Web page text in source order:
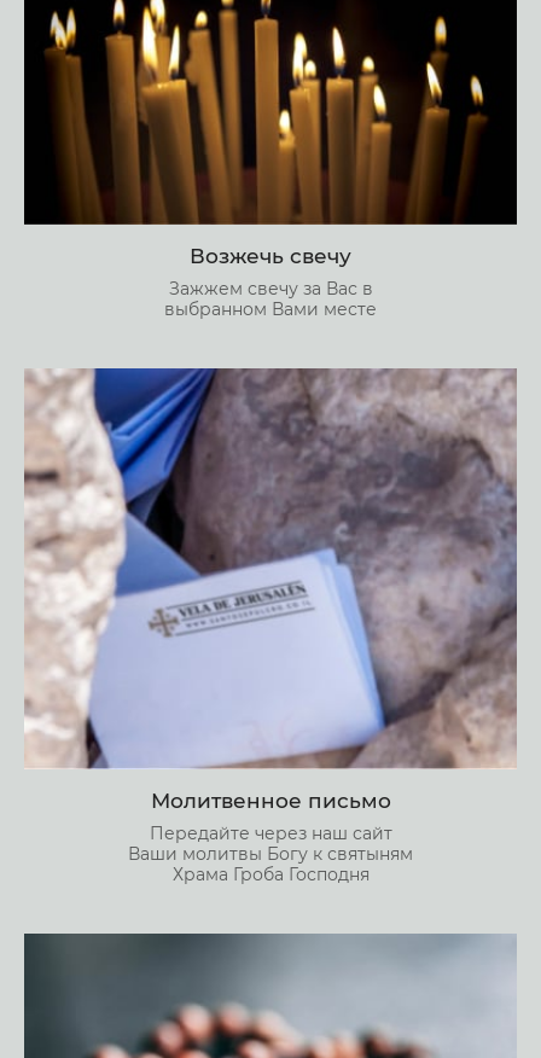
Возжечь свечу
Зажжем свечу за Вас в
выбранном Вами месте
Молитвенное письмо
Передайте через наш сайт
Ваши молитвы Богу к святыням
Храма Гроба Господня